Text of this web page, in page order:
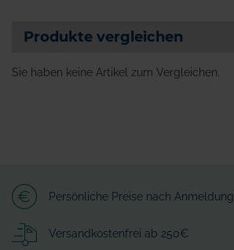
Produkte vergleichen
Sie haben keine Artikel zum Vergleichen.
Persönliche Preise nach Anmeldung
Versandkostenfrei ab 250€